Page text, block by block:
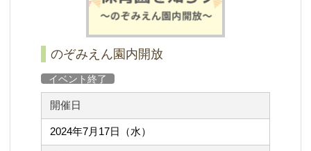
のぞみえん園内開放
イベント終了
開催日
2024年7月17日（水）